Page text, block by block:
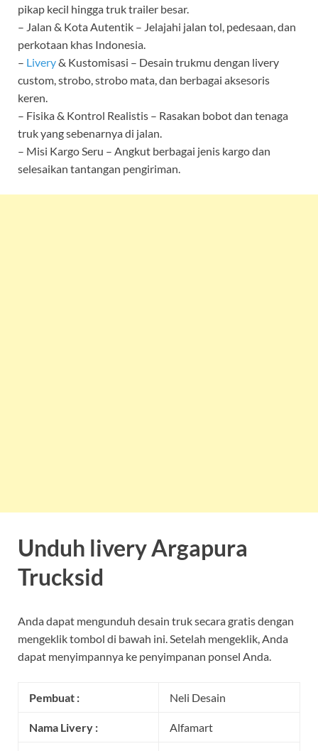
pikap kecil hingga truk trailer besar.
– Jalan & Kota Autentik – Jelajahi jalan tol, pedesaan, dan
perkotaan khas Indonesia.
– Livery& Kustomisasi – Desain trukmu dengan livery
custom, strobo, strobo mata, dan berbagai aksesoris
keren.
– Fisika & Kontrol Realistis – Rasakan bobot dan tenaga
truk yang sebenarnya di jalan.
– Misi Kargo Seru – Angkut berbagai jenis kargo dan
selesaikan tantangan pengiriman.
Unduh livery Argapura
Trucksid
Anda dapat mengunduh desain truk secara gratis dengan
mengeklik tombol di bawah ini. Setelah mengeklik, Anda
dapat menyimpannya ke penyimpanan ponsel Anda.
Pembuat : Neli Desain
Nama Livery : Alfamart